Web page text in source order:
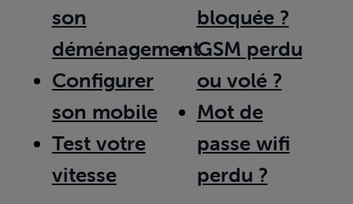
son
déménagement
Configurer
son mobile
Test votre
vitesse
bloquée ?
GSM perdu
ou volé ?
Mot de
passe wifi
perdu ?